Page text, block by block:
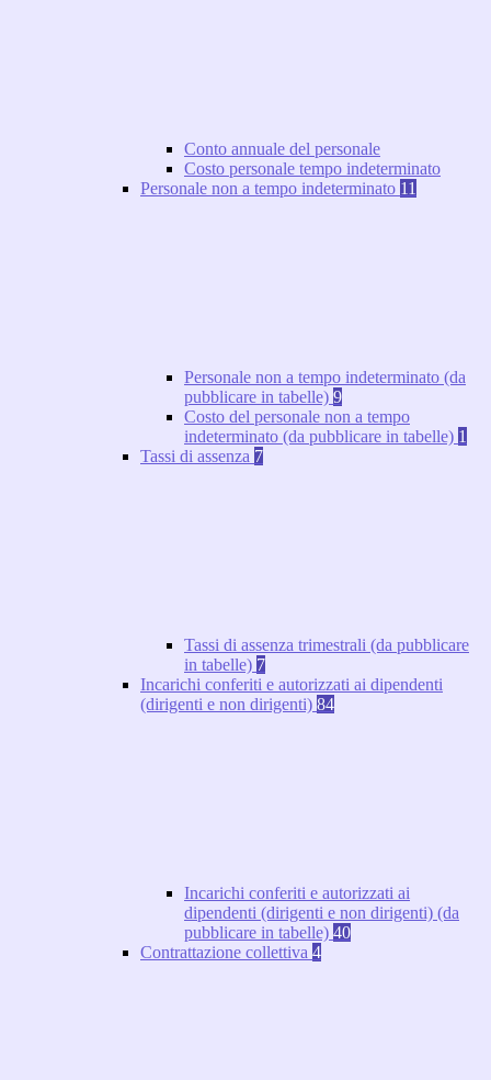
Conto annuale del personale
Costo personale tempo indeterminato
Personale non a tempo indeterminato 11
Personale non a tempo indeterminato (da
pubblicare in tabelle) 9
Costo del personale non a tempo
indeterminato (da pubblicare in tabelle) 1
Tassi di assenza 7
Tassi di assenza trimestrali (da pubblicare
in tabelle) 7
Incarichi conferiti e autorizzati ai dipendenti
(dirigenti e non dirigenti) 84
Incarichi conferiti e autorizzati ai
dipendenti (dirigenti e non dirigenti) (da
pubblicare in tabelle) 40
Contrattazione collettiva 4